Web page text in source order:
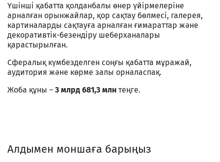
Үшінші қабатта қолданбалы өнер үйірмелеріне
арналған орынжайлар, қор сақтау бөлмесі, галерея,
картиналарды сақтауға арналған ғимараттар және
декоративтік-безендіру шеберханалары
қарастырылған.
Сфералық күмбезделген соңғы қабатта мұражай,
аудитория және көрме залы орналаспақ.
Жоба құны – 3 млрд 681,3 млн теңге.
Алдымен моншаға барыңыз